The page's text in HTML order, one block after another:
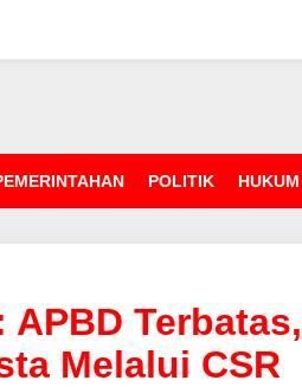
POLITIK HUKUM
APBD
Melalui CSR